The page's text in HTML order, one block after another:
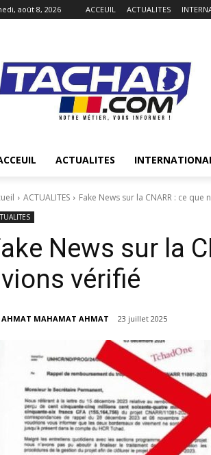
août 8, 2026 ACCEUIL ACTUALITES
ACTUALITES
ACTUALITES Fake News sur la CNARR : ce que
News sur la
vérifié
AHMAT MAHAMAT AHMAT 23 juillet 2025